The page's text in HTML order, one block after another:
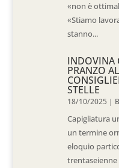
«non è
«Stiamo
stanno...
INDOVINA
PRANZO
STELLE
18/10/2025 |
Capigliatura
un termine
eloquio
trentaseienne